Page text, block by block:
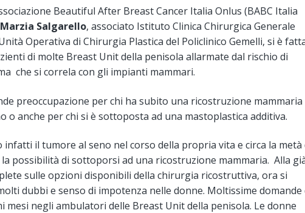
Beautiful After Breast Cancer Italia Onlus (BABC Italia
Marzia Salgarello, associato Istituto Clinica Chirurgica Generale
Operativa di Chirurgia Plastica del Policlinico Gemelli, si è
di molte Breast Unit della penisola allarmate dal rischio di
che si correla con gli impianti mammari.
preoccupazione per chi ha subito una ricostruzione mammaria
o anche per chi si è sottoposta ad una mastoplastica additiva.
infatti il tumore al seno nel corso della propria vita e circa la metà
possibilità di sottoporsi ad una ricostruzione mammaria. Alla
sulle opzioni disponibili della chirurgia ricostruttiva, ora si
dubbi e senso di impotenza nelle donne. Moltissime domande
negli ambulatori delle Breast Unit della penisola. Le donne